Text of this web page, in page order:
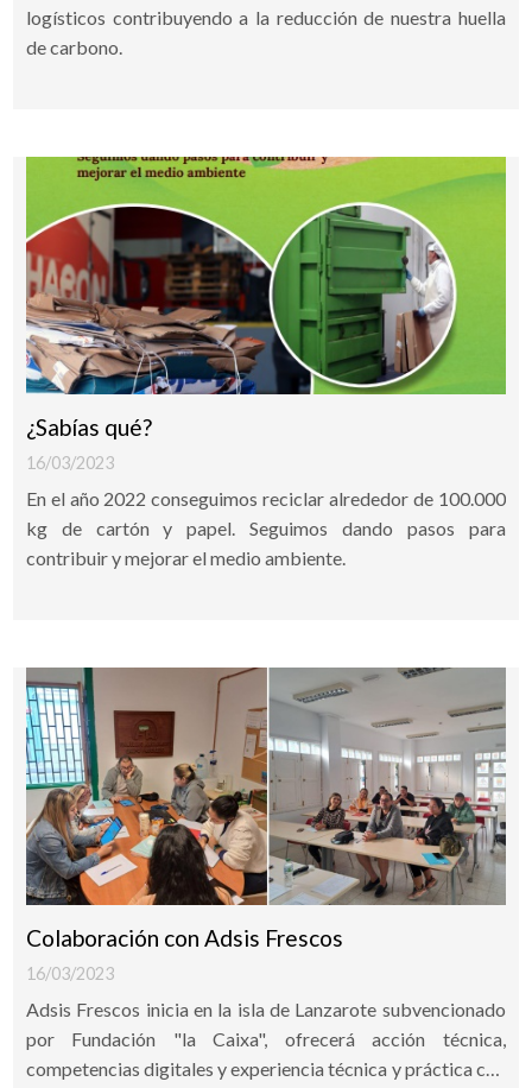
logísticos contribuyendo a la reducción de nuestra huella
de carbono.
¿Sabías qué?
16/03/2023
En el año 2022 conseguimos reciclar alrededor de 100.000
kg de cartón y papel. Seguimos dando pasos para
contribuir y mejorar el medio ambiente.
Colaboración con Adsis Frescos
16/03/2023
Adsis Frescos inicia en la isla de Lanzarote subvencionado
por Fundación "la Caixa", ofrecerá acción técnica,
competencias digitales y experiencia técnica y práctica con